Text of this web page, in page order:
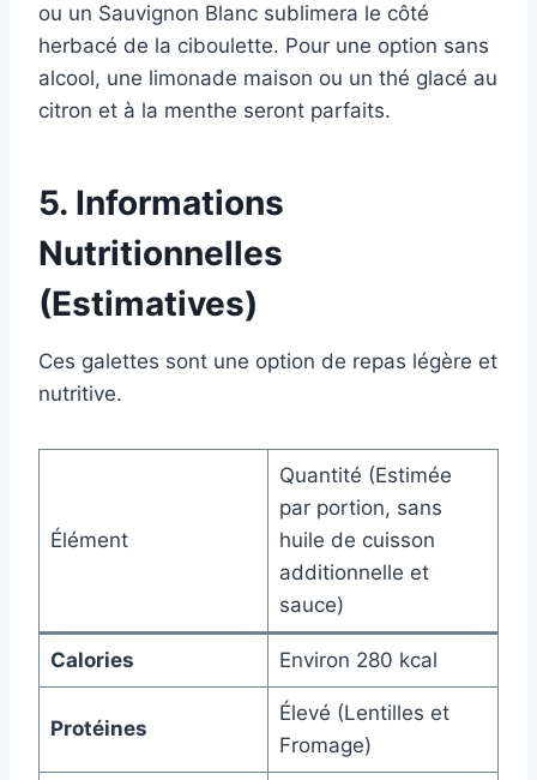
ou un Sauvignon Blanc sublimera le côté
herbacé de la ciboulette. Pour une option sans
alcool, une limonade maison ou un thé glacé au
citron et à la menthe seront parfaits.
5. Informations
Nutritionnelles
(Estimatives)
Ces galettes sont une option de repas légère et
nutritive.
Élément
Quantité (Estimée
par portion, sans
huile de cuisson
additionnelle et
sauce)
Calories Environ 280 kcal
Protéines
Élevé (Lentilles et
Fromage)